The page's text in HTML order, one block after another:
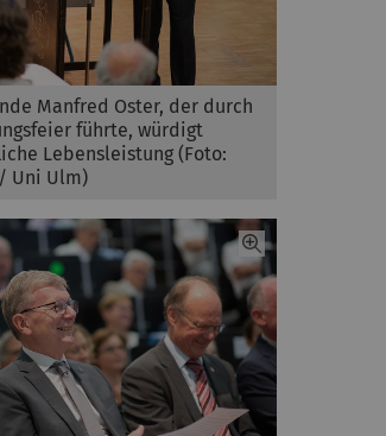
Manfred Oster, der durch
führte, würdigt
Lebensleistung (Foto:
Uni Ulm)